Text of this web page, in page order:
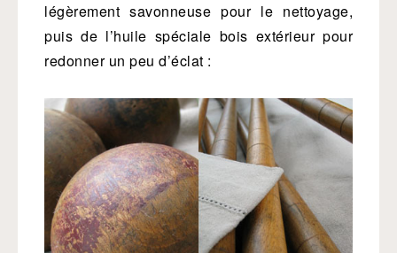
légèrement savonneuse pour le nettoyage,
puis de l’huile spéciale bois extérieur pour
redonner un peu d’éclat :